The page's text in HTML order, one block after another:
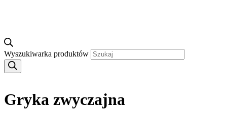
Wyszukiwarka produktów
Gryka zwyczajna